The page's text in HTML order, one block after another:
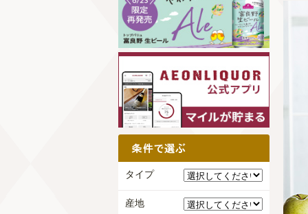
タイプ
産地